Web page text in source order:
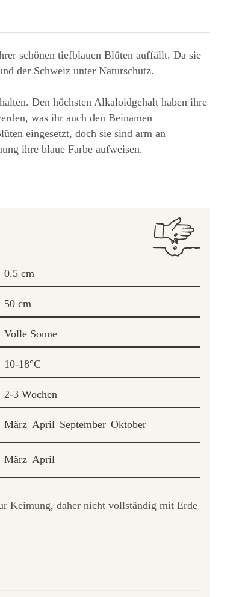
schönen tiefblauen Blüten auffällt. Da sie
der Schweiz unter Naturschutz.
Den höchsten Alkaloidgehalt haben ihre
was ihr auch den Beinamen
eingesetzt, doch sie sind arm an
ihre blaue Farbe aufweisen.
0.5 cm
50 cm
Volle Sonne
10-18°C
2-3 Wochen
März April September Oktober
März April
Keimung, daher nicht vollständig mit Erde